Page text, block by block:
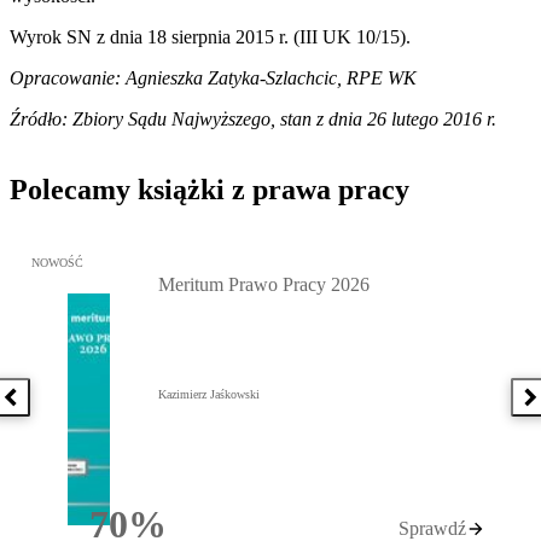
Wyrok SN z dnia 18 sierpnia 2015 r. (III UK 10/15).
Opracowanie: Agnieszka Zatyka-Szlachcic, RPE WK
Źródło: Zbiory Sądu Najwyższego, stan z dnia 26 lutego 2016 r.
Polecamy książki z prawa pracy
Poprzednia książka
Przejdź do: Meritum Prawo Pracy 2026, Kazimierz Jaśkowski -
NOWOŚĆ
70%
Meritum Prawo Pracy 2026
Kazimierz Jaśkowski
Sprawdź